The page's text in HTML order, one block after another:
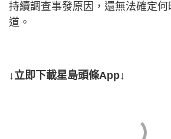
持續調查事發原因，還無法確定
道。
↓立即下載星島頭條App↓